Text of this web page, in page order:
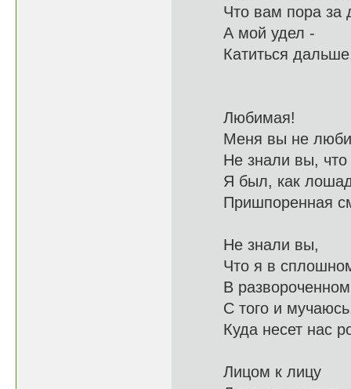
Что вам пора
А мой удел -
Любимая!
Меня вы
Не знали вы,
Я был, как
Не знали вы,
Что я в
В
С того и
Куда несет
Лицом к лицу